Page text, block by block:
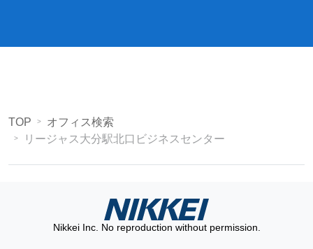
TOP
オフィス検索
リージャス大分駅北口ビジネスセンター
Nikkei Inc. No reproduction without permission.